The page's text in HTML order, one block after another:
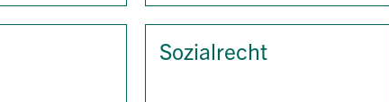
Sozialrecht